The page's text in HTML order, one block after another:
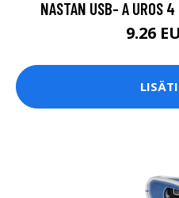
NASTAN USB- A UROS
9.26